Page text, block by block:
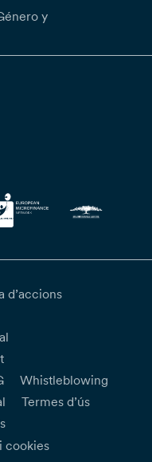
y
d’accions
Whistleblowing
Termes d’ús
cookies